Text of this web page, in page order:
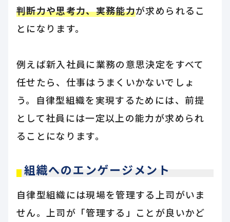
判断力や思考力、実務能力が求められるこ
とになります。
例えば新入社員に業務の意思決定をすべて
任せたら、仕事はうまくいかないでしょ
う。自律型組織を実現するためには、前提
として社員には一定以上の能力が求められ
ることになります。
組織へのエンゲージメント
自律型組織には現場を管理する上司がいま
せん。上司が「管理する」ことが良いかど